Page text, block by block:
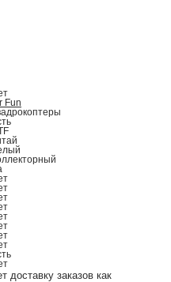
Fun
доставку заказов как